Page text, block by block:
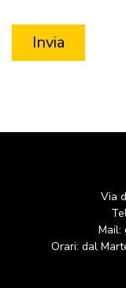
Via
Mail:
Orari: dal